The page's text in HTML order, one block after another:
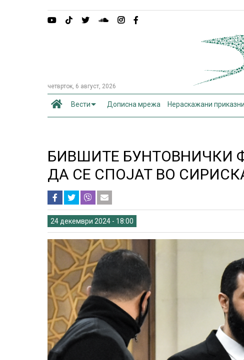
четврток, 6 август, 2026
Вести Дописна мрежа Нераскажани приказни
БИВШИТЕ БУНТОВНИЧКИ
ДА СЕ СПОЈАТ ВО
24 декември 2024 - 18:00